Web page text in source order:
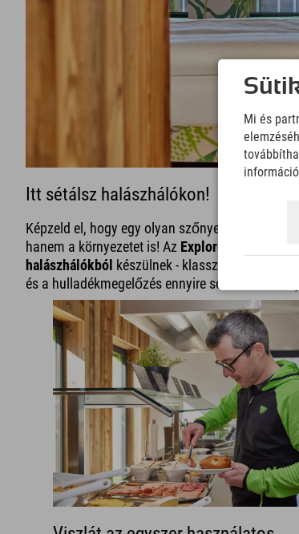
Itt sétálsz halászhálókon!
Képzeld el, hogy egy olyan szőnyegen sétálsz,
hanem a környezetet is! Az Explorer Hotel
halászhálókból készülnek - klassz, ugye? 🐟 Ki
és a hulladékmegelőzés ennyire sokrétű lehet? :)
Mi és